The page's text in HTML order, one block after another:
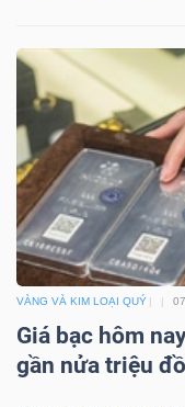
VÀNG VÀ KIM LOẠI QUÝ
Giá bạc hôm
gần nửa triệu
Lãnh
(-)
Tất cả Người
Tin
tức
(-)